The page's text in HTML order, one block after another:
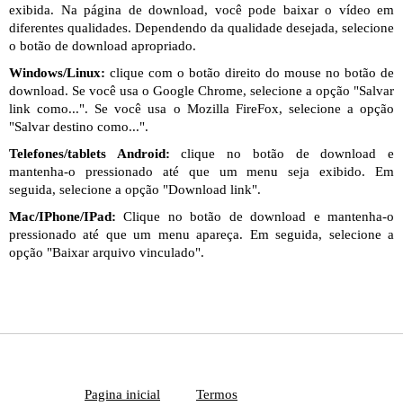
exibida. Na página de download, você pode baixar o vídeo em
diferentes qualidades. Dependendo da qualidade desejada, selecione
o botão de download apropriado.
Windows/Linux: clique com o botão direito do mouse no botão de
download. Se você usa o Google Chrome, selecione a opção "Salvar
link como...". Se você usa o Mozilla FireFox, selecione a opção
"Salvar destino como...".
Telefones/tablets Android: clique no botão de download e
mantenha-o pressionado até que um menu seja exibido. Em
seguida, selecione a opção "Download link".
Mac/IPhone/IPad: Clique no botão de download e mantenha-o
pressionado até que um menu apareça. Em seguida, selecione a
opção "Baixar arquivo vinculado".
Pagina inicial Termos